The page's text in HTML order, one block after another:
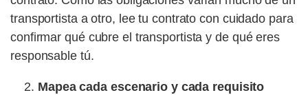
transportista a otro, lee tu contrato con cuidado para
confirmar qué cubre el transportista y de qué eres
responsable tú.
Mapea cada escenario y cada requisito